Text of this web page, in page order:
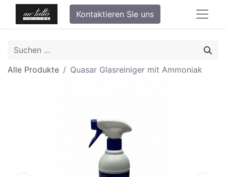
Kontaktieren Sie uns
Alle Produkte Quasar Glasreiniger mit Ammoniak